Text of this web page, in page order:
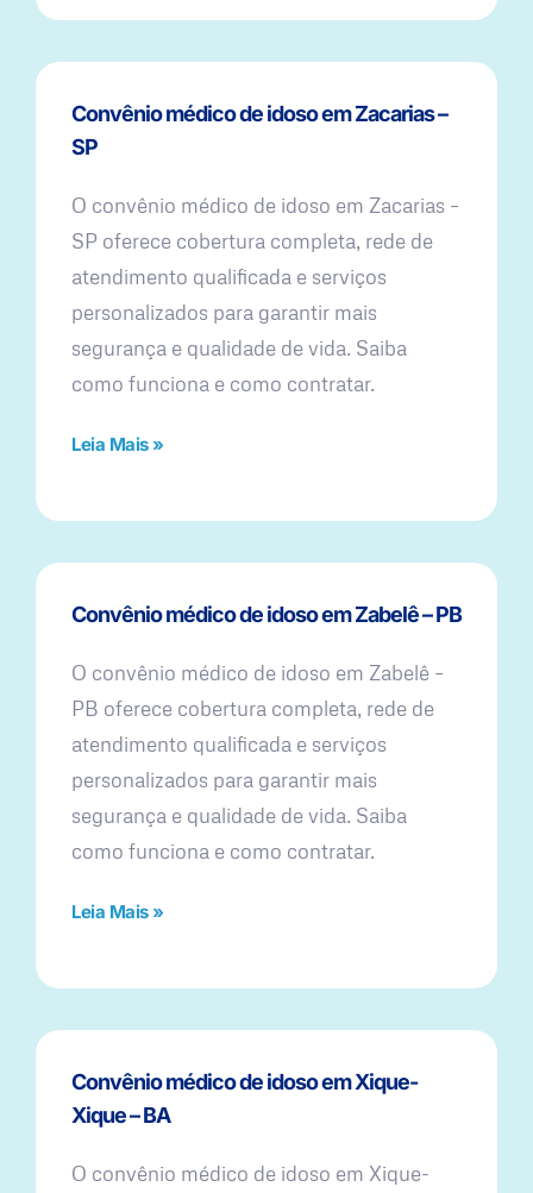
Convênio médico de idoso em Zacarias –
SP
O convênio médico de idoso em Zacarias –
SP oferece cobertura completa, rede de
atendimento qualificada e serviços
personalizados para garantir mais
segurança e qualidade de vida. Saiba
como funciona e como contratar.
Leia Mais »
Convênio médico de idoso em Zabelê – PB
O convênio médico de idoso em Zabelê –
PB oferece cobertura completa, rede de
atendimento qualificada e serviços
personalizados para garantir mais
segurança e qualidade de vida. Saiba
como funciona e como contratar.
Leia Mais »
Convênio médico de idoso em Xique-
Xique – BA
O convênio médico de idoso em Xique-